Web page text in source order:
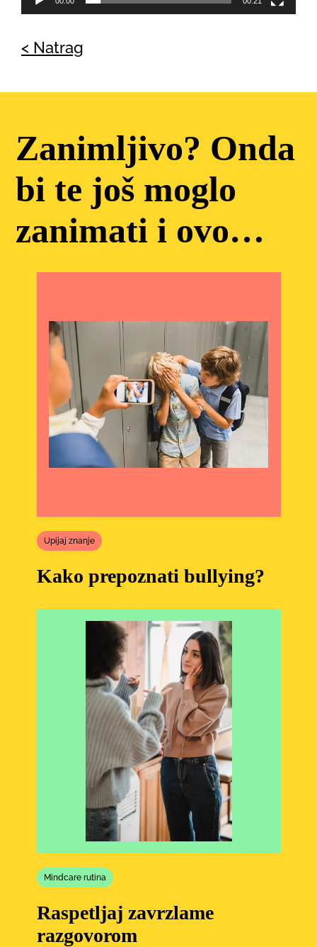
< Natrag
Zanimljivo? Onda
bi te još moglo
zanimati i ovo…
Upijaj znanje
Kako prepoznati bullying?
Mindcare rutina
Raspetljaj zavrzlame
razgovorom